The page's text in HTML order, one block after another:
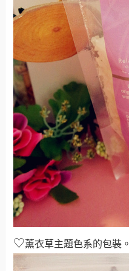
♡薰衣草主題色系的包裝。